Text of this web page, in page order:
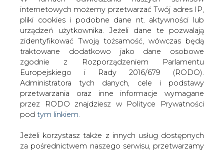
WŁĄCZ CIRE.TV
internetowych możemy przetwarzać Twój adres IP,
pliki cookies i podobne dane nt. aktywności lub
urządzeń użytkownika. Jeżeli dane te pozwalają
zidentyfikować Twoją tożsamość, wówczas będą
traktowane dodatkowo jako dane osobowe
zgodnie z Rozporządzeniem Parlamentu
Europejskiego i Rady 2016/679 (RODO).
Administratora tych danych, cele i podstawy
przetwarzania oraz inne informacje wymagane
przez RODO znajdziesz w Polityce Prywatności
pod tym linkiem.
Jeżeli korzystasz także z innych usług dostępnych
za pośrednictwem naszego serwisu, przetwarzamy